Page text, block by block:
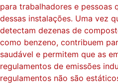
para trabalhadores e pessoas
dessas instalações. Uma vez
detectam dezenas de
como benzeno, contribuem
saudável e permitem que as
regulamentos de emissões
regulamentos não são